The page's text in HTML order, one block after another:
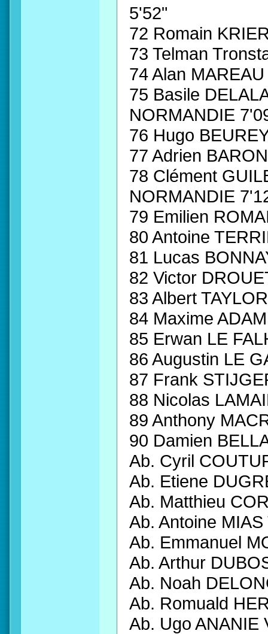
5'52"
72 Romain
73 Telman
74 Alan
75 Basile
NORMANDIE
76 Hugo
77 Adrien
78 Clément
NORMANDIE
79 Emilien
80 Antoine
81 Lucas
82 Victor
83 Albert
84 Maxime
85 Erwan LE
86 Augustin LE
87 Frank
88 Nicolas
89 Anthony
90 Damien
Ab. Cyril
Ab. Etiene
Ab. Matthieu
Ab. Antoine
Ab. Emmanuel
Ab. Arthur
Ab. Noah
Ab. Romuald
Ab. Ugo ANANIE